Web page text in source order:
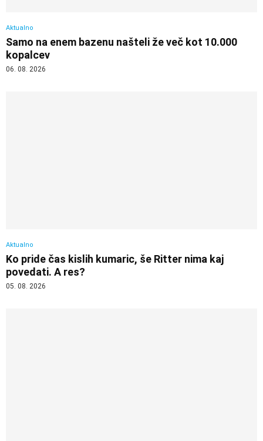
Aktualno
Samo na enem bazenu našteli že več kot 10.000
kopalcev
06. 08. 2026
Aktualno
Ko pride čas kislih kumaric, še Ritter nima kaj
povedati. A res?
05. 08. 2026